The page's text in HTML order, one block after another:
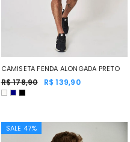
CAMISETA FENDA ALONGADA PRETO
R$ 178,90 R$ 139,90
SALE 47%